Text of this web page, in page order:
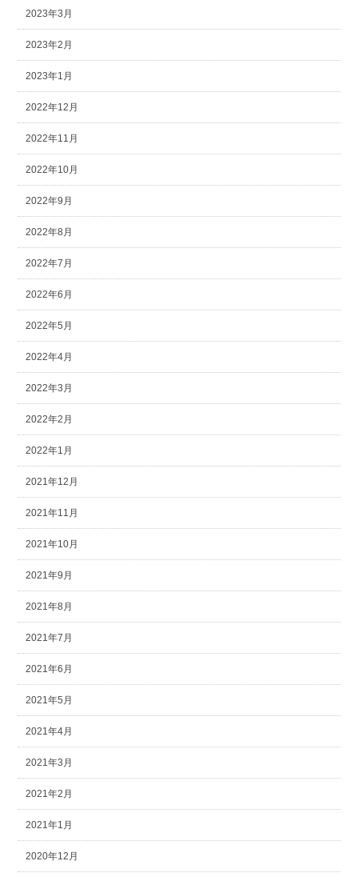
2023年3月
2023年2月
2023年1月
2022年12月
2022年11月
2022年10月
2022年9月
2022年8月
2022年7月
2022年6月
2022年5月
2022年4月
2022年3月
2022年2月
2022年1月
2021年12月
2021年11月
2021年10月
2021年9月
2021年8月
2021年7月
2021年6月
2021年5月
2021年4月
2021年3月
2021年2月
2021年1月
2020年12月